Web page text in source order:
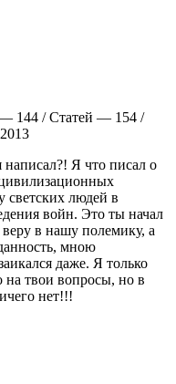
144 / Статей — 154 /
Я что писал о
светских людей в
войн. Это ты начал
в нашу полемику, а
мною
даже. Я только
на твои вопросы, но в
нет!!!